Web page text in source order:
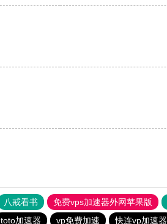
八戒看书 免费vps加速器外网苹果版
toto加速器 vp免费加速 快连vp加速器